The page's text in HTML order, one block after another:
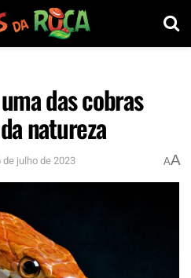
das cobras
natureza
de julho de 2023 AA